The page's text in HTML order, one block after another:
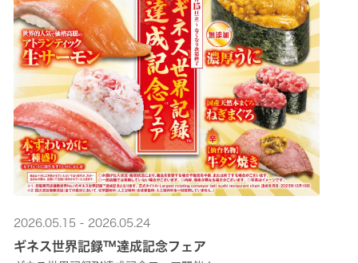
2026.05.15 - 2026.05.24
ギネス世界記録™達成記念フェア